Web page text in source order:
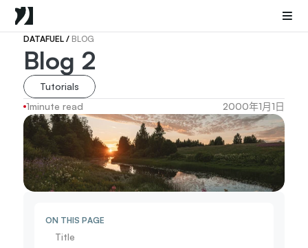
Sneaker Proxies
Go Back
United States
Germany
Italy
United Kingdom
France
China
Canada
India
All Locations
DATAFUEL / BLOG
Blog 2
Tutorials
1minute read 2000年1月1日
ON THIS PAGE
Title